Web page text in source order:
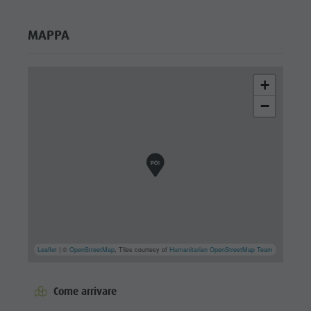
MAPPA
+
−
Leaflet | ©OpenStreetMap, Tiles courtesy of Humanitarian OpenStreetMap Team
Come arrivare